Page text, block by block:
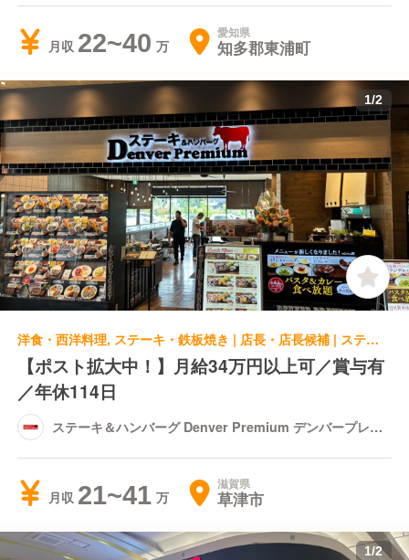
月収 22~40 愛知県
知多郡東浦町
1/2
洋食・西洋料理, ステーキ・鉄板焼き | 店長・店長候補 | ステーキ＆ハンバーグ Denver Premium デンバープレミアム イオンモール草津店
【ポスト拡大中！】月給34万円以上可／賞与有
／年休114日
ステーキ＆ハンバーグ Denver Premium デンバープレミ
月収 21~41 滋賀県
草津市
1/2